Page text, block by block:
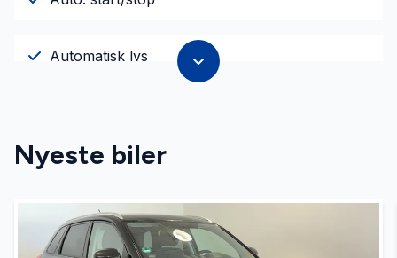
Automatisk lys
Dual zone klimaanlæg
El-indstillelige forsæder
Nyeste biler